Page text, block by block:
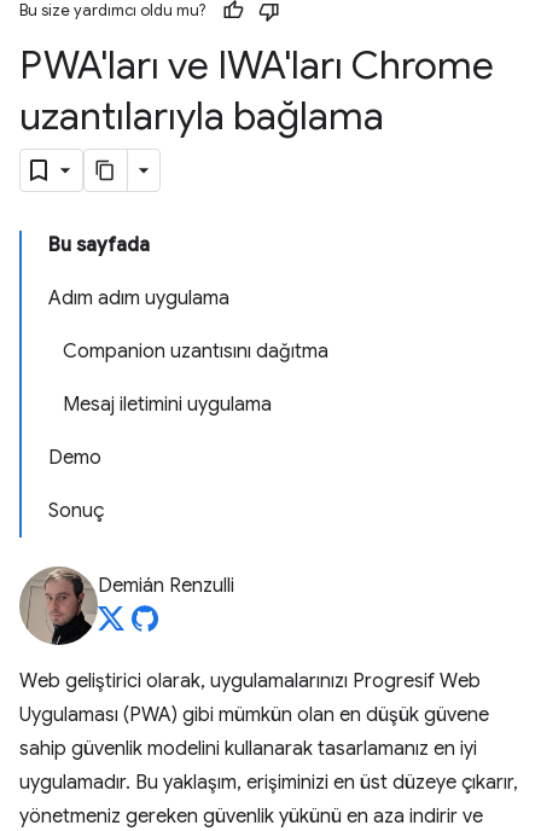
Bu size yardımcı oldu mu?
PWA'ları ve IWA'ları Chrome
uzantılarıyla bağlama
Bu sayfada
Adım adım uygulama
Companion uzantısını dağıtma
Mesaj iletimini uygulama
Demo
Sonuç
Demián Renzulli
Web geliştirici olarak, uygulamalarınızı Progresif Web
Uygulaması (PWA) gibi mümkün olan en düşük güvene
sahip güvenlik modelini kullanarak tasarlamanız en iyi
uygulamadır. Bu yaklaşım, erişiminizi en üst düzeye çıkarır,
yönetmeniz gereken güvenlik yükünü en aza indirir ve